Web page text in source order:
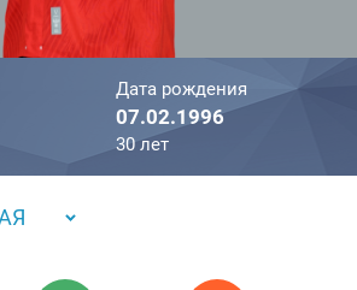
Дата рождения
07.02.1996
30 лет